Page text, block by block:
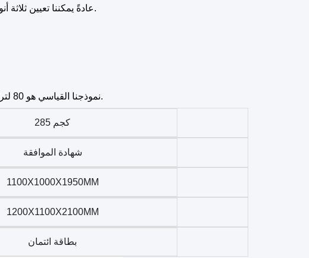
عادةً يمكننا تعيين ثلاثة أنواع مختلفة من سعة الإخراج للعميل، مثل 100 مل، 200 مل و 300 مل.
نموذجنا القياسي هو 80 لتر/خزان ل 2-4 أنواع من السوائل، 45 لتر/خزان ل 5-8 أنواع من السوائل.
285 كجم
شهادة الموافقة
1100X1000X1950MM
1200X1100X2100MM
بطاقة ائتمان